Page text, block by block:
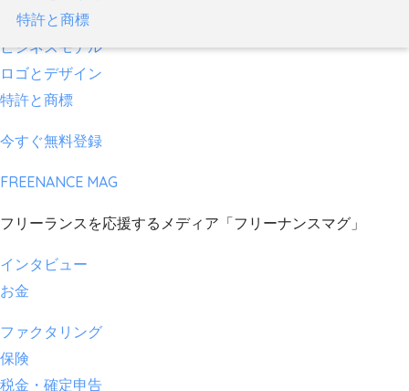
特許と商標
フリーナンスにこめた想い
ビジネスモデル
ロゴとデザイン
特許と商標
今すぐ無料登録
FREENANCE MAG
フリーランスを応援するメディア「フリーナンスマグ」
インタビュー
お金
ファクタリング
保険
税金・確定申告